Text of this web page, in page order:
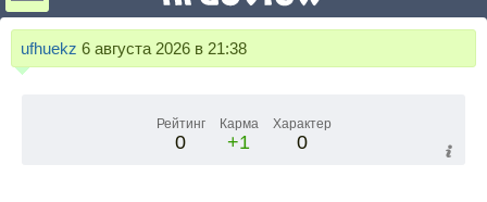
ufhuekz 6 августа 2026 в 21:38
Рейтинг
0
Карма
+1
Характер
0